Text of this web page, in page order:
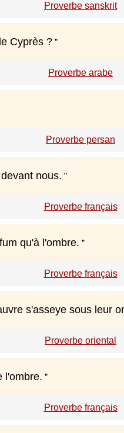
Proverbe sanskrit
Cyprès ?
Proverbe arabe
Proverbe persan
nous.
Proverbe français
qu'à l'ombre.
Proverbe français
s'asseye sous leur
Proverbe oriental
l'ombre.
Proverbe français